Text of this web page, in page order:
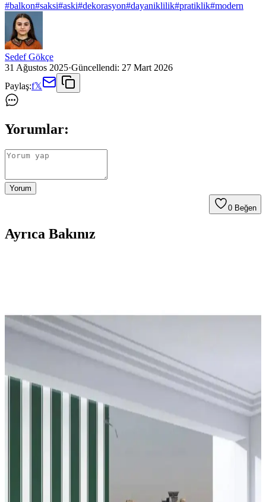
#balkon#saksi#aski#dekorasyon#dayaniklilik#pratiklik#modern
Sedef Gökçe
31 Ağustos 2025·Güncellendi: 27 Mart 2026
Paylaş:f𝕏
Yorumlar:
Yorum
0 Beğen
Ayrıca Bakınız
eğlence alanlarına kadar işlevsel ve estetik düzenlemelerle alanınızı
çok yönlü kullanabilirsiniz.
Frapan Home 4 Katlı Plastik Raf Ünitesi
Karşılaştırması ve Kullanım İpuçları
İki Frapan Home 4 katlı plastik raf ünitesi karşılaştırmasıyla
malzeme, montaj ve kullanım alanlarını keşfedin. Dayanıklılık ve
pratiklik açısından detaylı bilgiler içerir.
Balkon Perdesi Karşılaştırması: Dayanıklılık,
mekan kullanımı için uygun olup, farklı özellikler ve avantajlar